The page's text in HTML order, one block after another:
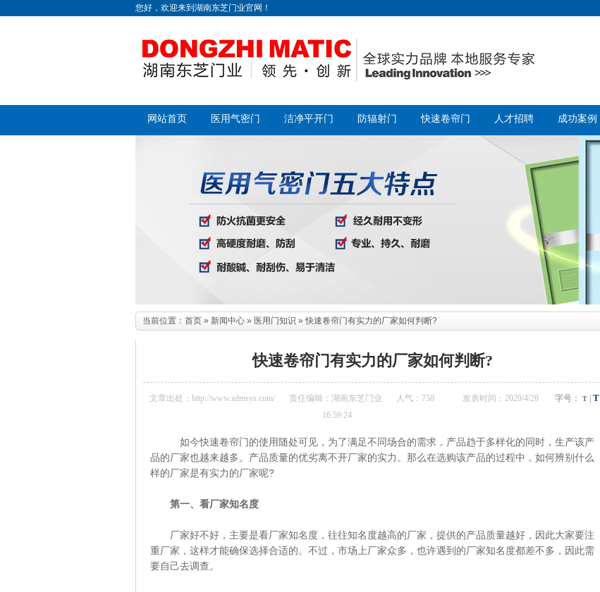
您好，欢迎来到湖南东芝门业官网！
网站首页 医用气密门 洁净平开门 防辐射门 快速卷帘门 人才招聘 成功案例
当前位置： 首页 » 新闻中心 » 医用门知识 » 快速卷帘门有实力的厂家如何判断?
快速卷帘门有实力的厂家如何判断?
字号： T T
文章出处：http://www.zdmsys.com/ 责任编辑：湖南东芝门业 人气： 758
发表时间：2020/4/28
16:59:24
如今快速卷帘门的使用随处可见，为了满足不同场合的需求，产品趋于多样化的同时，生产该产
品的厂家也越来越多。产品质量的优劣离不开厂家的实力。那么在选购该产品的过程中，如何辨别什么
样的厂家是有实力的厂家呢?
第一、看厂家知名度
厂家好不好，主要是看厂家知名度，往往知名度越高的厂家，提供的产品质量越好，因此大家要注
重厂家，这样才能确保选择合适的。不过，市场上厂家众多，也许遇到的厂家知名度都差不多，因此需
要自己去调查。